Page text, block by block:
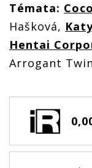
Témata:
Hašková,
Hentai
Arrogant